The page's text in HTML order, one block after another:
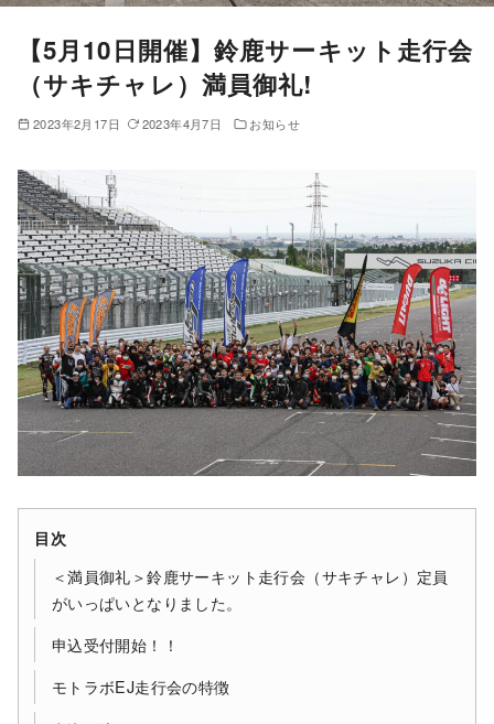
【5月10日開催】鈴鹿サーキット走行会
（サキチャレ）満員御礼!
2023年2月17日 2023年4月7日 お知らせ
目次
＜満員御礼＞鈴鹿サーキット走行会（サキチャレ）定員
がいっぱいとなりました。
申込受付開始！！
モトラボEJ走行会の特徴